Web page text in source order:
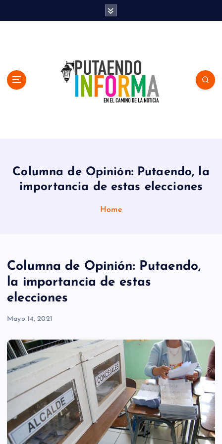
Columna de Opinión: Putaendo, la
importancia de estas elecciones
Home
Columna de Opinión: Putaendo,
la importancia de estas
elecciones
Mayo 14, 2021